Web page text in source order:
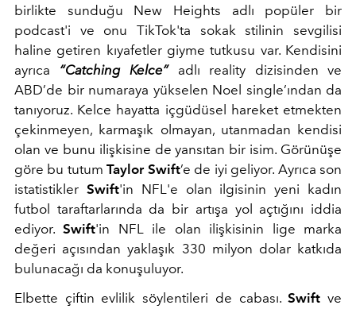
birlikte sunduğu New Heights adlı popüler bir
podcast'i ve onu TikTok'ta sokak stilinin sevgilisi
haline getiren kıyafetler giyme tutkusu var. Kendisini
ayrıca “Catching Kelce”adlı reality dizisinden ve
ABD’de bir numaraya yükselen Noel single’ından da
tanıyoruz. Kelce hayatta içgüdüsel hareket etmekten
çekinmeyen, karmaşık olmayan, utanmadan kendisi
olan ve bunu ilişkisine de yansıtan bir isim. Görünüşe
göre bu tutumTaylor Swift’e de iyi geliyor. Ayrıca son
istatistikler Swift'in NFL'e olan ilgisinin yeni kadın
futbol taraftarlarında da bir artışa yol açtığını iddia
ediyor.Swift'in NFL ile olan ilişkisinin lige marka
değeri açısından yaklaşık 330 milyon dolar katkıda
bulunacağı da konuşuluyor.
Elbette çiftin evlilik söylentileri de cabası.Swiftve